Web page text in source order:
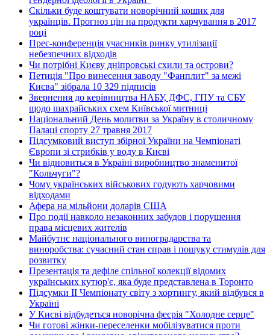
Скільки буде коштувати новорічний кошик для
українців. Прогноз цін на продукти харчування в 2017
році
Прес-конференція учасників ринку утилізації
небезпечних відходів
Чи потрібні Києву дніпровські схили та острови?
Петиція "Про винесення заводу "Фанплит" за межі
Києва" зібрала 10 329 підписів
Звернення до керівництва НАБУ, ДФС, ГПУ та СБУ
щодо шахрайських схем Київської митниці
Національний День молитви за Україну в столичному
Палаці спорту 27 травня 2017
Підсумковий виступ збірної України на Чемпіонаті
Європи зі стрибків у воду в Києві
Чи відновиться в Україні виробництво знаменитої
"Кольчуги"?
Чому українських військових годують харчовими
відходами
Афера на мільйони доларів США
Про події навколо незаконних забудов і порушення
права місцевих жителів
Майбутнє національного виноградарства та
виноробства: сучасний стан справ і пошуку стимулів для
розвитку
Презентація та дефіле спільної колекції відомих
українських кутюр'є, яка буде представлена в Торонто
Підсумки ІІ Чемпіонату світу з хортингу, який відбувся в
Україні
У Києві відбудеться новорічна феєрія "Холодне серце"
Чи готові жінки-переселенки мобілізуватися проти